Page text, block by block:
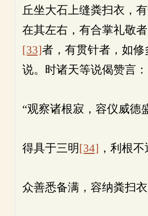
丘坐大石上缝粪扫衣，
在其左右，有合掌礼敬
[33]者，有贯针者，如修
说。时诸天等说偈赞言：
“观察诸根寂，容仪威德
得具于三明[34] ，利根不
众善悉备满，容纳粪扫衣